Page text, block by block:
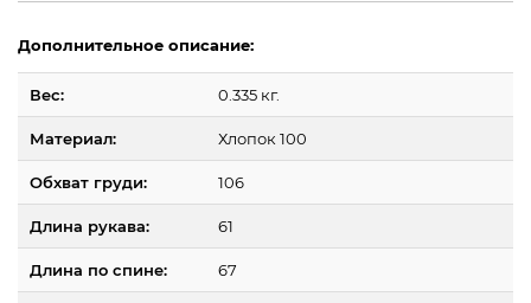
Дополнительное описание:
Вес: 0.335 кг.
Материал: Хлопок 100
Обхват груди: 106
Длина рукава: 61
Длина по спине: 67